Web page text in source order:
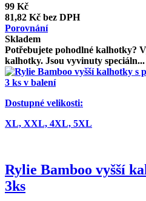
99 Kč
81,82 Kč bez DPH
Porovnání
Skladem
Potřebujete pohodlné kalhotky?
kalhotky. Jsou vyvinuty speciáln...
3 ks v balení
Dostupné velikosti:
XL, XXL, 4XL, 5XL
Rylie Bamboo vyšší
3ks